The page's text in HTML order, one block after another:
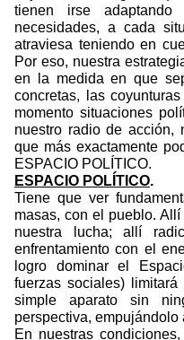
tienen irse
necesidades, a cada
atraviesa teniendo en
Por eso, nuestra
en la medida en que
concretas, las
momento situaciones
nuestro radio de acción,
que más exactamente
ESPACIO POLÍTICO.
ESPACIO POLÍTICO.
Tiene que ver
masas, con el pueblo.
nuestra lucha; allí
enfrentamiento con el
logro dominar el
fuerzas sociales)
simple aparato sin
perspectiva,
En nuestras